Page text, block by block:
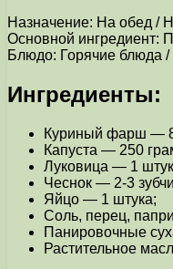
Назначение: На обед /
Основной ингредиент:
Блюдо: Горячие блюда /
Ингредиенты:
Куриный фарш —
Капуста — 250
Луковица — 1
Чеснок — 2-3
Яйцо — 1 штука;
Соль, перец,
Панировочные
Растительное